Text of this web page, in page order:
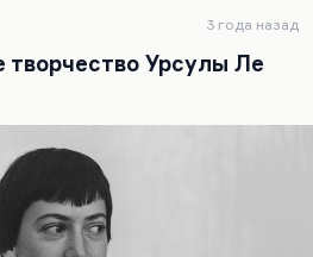
что он так жестко
Валетовым, чьи позиции
очень мучительно, что
Дяченко —
и с их уходом Украина
писателей, просто
3 года назад
творчество Урсулы Ле